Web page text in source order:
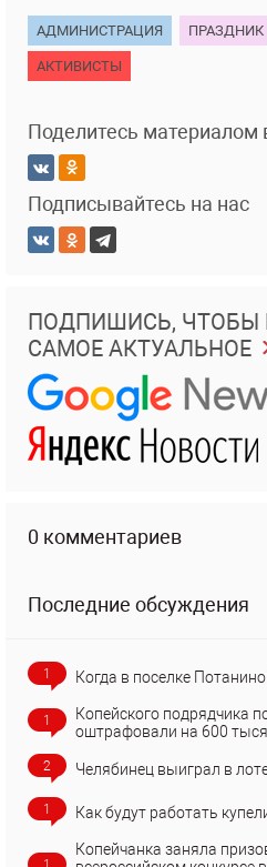
АДМИНИСТРАЦИЯ ПРАЗДНИК
АКТИВИСТЫ
Поделитесь материалом
Подписывайтесь на нас
ПОДПИШИСЬ, ЧТОБЫ
САМОЕ АКТУАЛЬНОЕ
0 комментариев
Последние обсуждения
1 Когда в поселке
1
Копейского подрядчика
оштрафовали на 600
2 Челябинец выиграл в
1 Как будут работать
Копейчанка заняла